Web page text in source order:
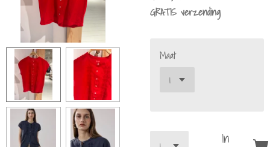
GRATIS verzending
Maat
In